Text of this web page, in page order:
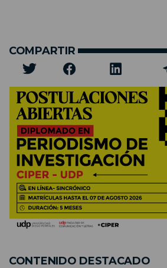
COMPARTIR
CONTENIDO DESTACADO